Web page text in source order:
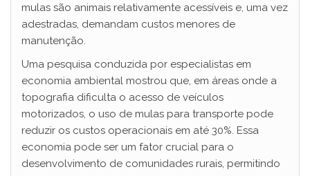
mulas são animais relativamente acessíveis e, uma vez
adestradas, demandam custos menores de
manutenção.
Uma pesquisa conduzida por especialistas em
economia ambiental mostrou que, em áreas onde a
topografia dificulta o acesso de veículos
motorizados, o uso de mulas para transporte pode
reduzir os custos operacionais em até 30%. Essa
economia pode ser um fator crucial para o
desenvolvimento de comunidades rurais, permitindo